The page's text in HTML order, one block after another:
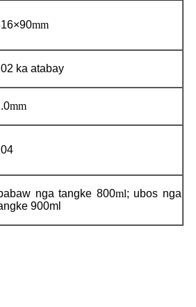
×90mm
ka atabay
mm
nga tangke 800ml; ubos nga
900ml